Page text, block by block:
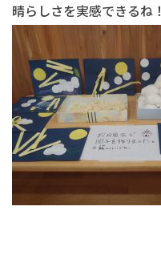
晴らしさを実感できるね！